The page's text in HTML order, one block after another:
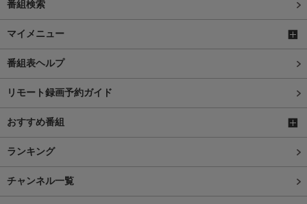
番組検索
マイメニュー
番組表ヘルプ
リモート録画予約ガイド
おすすめ番組
ランキング
チャンネル一覧